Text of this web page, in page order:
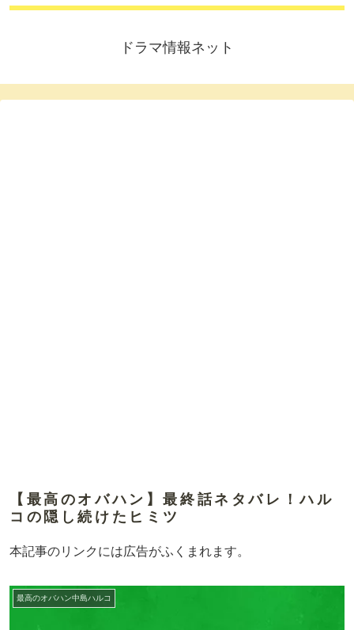
ドラマ情報ネット
【最高のオバハン】最終話ネタバレ！ハル
コの隠し続けたヒミツ
本記事のリンクには広告がふくまれます。
最高のオバハン中島ハルコ